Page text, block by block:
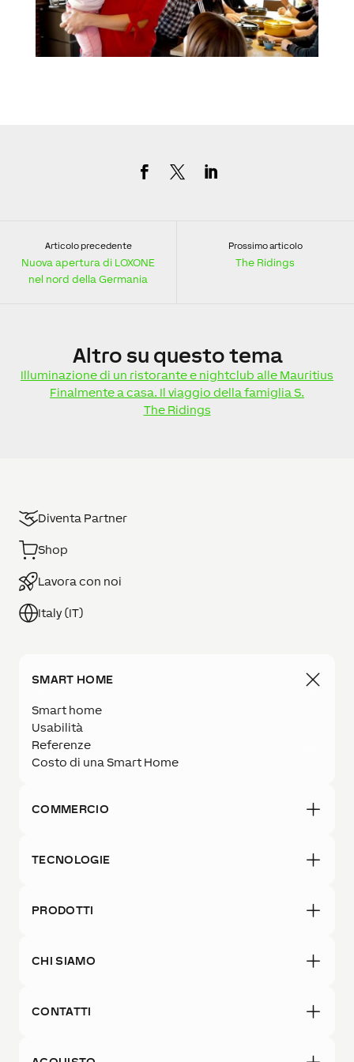
Articolo precedente
Nuova apertura di LOXONE
nel nord della Germania
Prossimo articolo
The Ridings
Altro su questo tema
Illuminazione di un ristorante e nightclub alle Mauritius
Finalmente a casa. Il viaggio della famiglia S.
The Ridings
Diventa Partner
Shop
Lavora con noi
Italy (IT)
SMART HOME
Smart home
Usabilità
Referenze
Costo di una Smart Home
COMMERCIO
TECNOLOGIE
PRODOTTI
CHI SIAMO
CONTATTI